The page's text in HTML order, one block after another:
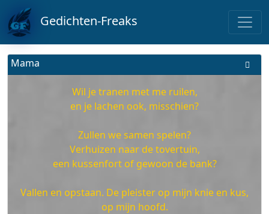
Gedichten-Freaks
Mama
Wil je tranen met me ruilen,
en je lachen ook, misschien?
Zullen we samen spelen?
Verhuizen naar de tovertuin,
een kussenfort of gewoon de bank?
Vallen en opstaan. De pleister op mijn knie en kus,
op mijn hoofd.